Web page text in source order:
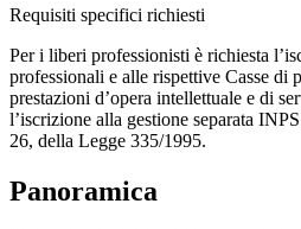
Requisiti specifici richiesti
Per i liberi professionisti è richiesta
professionali e alle rispettive Casse di
prestazioni d’opera intellettuale e di
l’iscrizione alla gestione separata
26, della Legge 335/1995.
Panoramica